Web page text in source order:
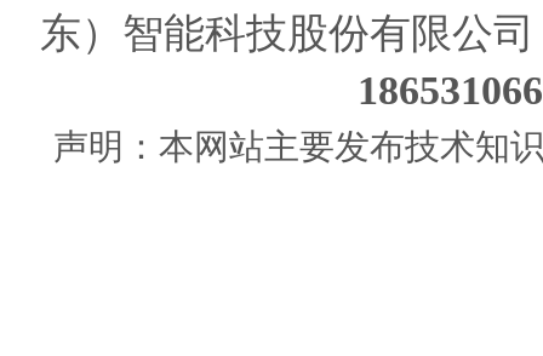
东）智能科技股份有限公司
声明：本网站主要发布技术知